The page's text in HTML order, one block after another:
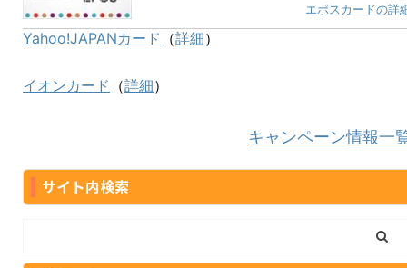
エポスカードの詳
Yahoo!JAPANカード （詳細）
イオンカード （詳細）
キャンペーン情報一
サイト内検索